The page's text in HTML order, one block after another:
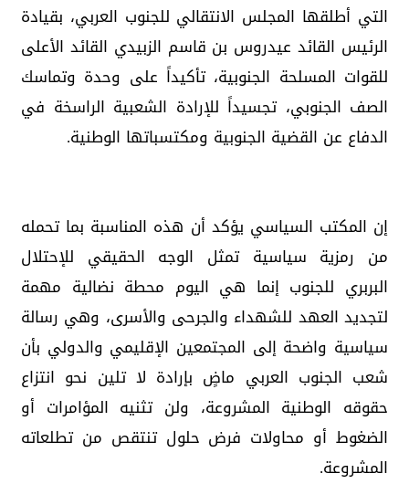
التي أطلقها المجلس الانتقالي للجنوب العربي، بقيادة
الرئيس القائد عيدروس بن قاسم الزبيدي القائد الأعلى
للقوات المسلحة الجنوبية، تأكيداً على وحدة وتماسك
الصف الجنوبي، تجسيداً للإرادة الشعبية الراسخة في
الدفاع عن القضية الجنوبية ومكتسباتها الوطنية.
إن المكتب السياسي يؤكد أن هذه المناسبة بما تحمله
من رمزية سياسية تمثل الوجه الحقيقي للإحتلال
البربري للجنوب إنما هي اليوم محطة نضالية مهمة
لتجديد العهد للشهداء والجرحى والأسرى، وهي رسالة
سياسية واضحة إلى المجتمعين الإقليمي والدولي بأن
شعب الجنوب العربي ماضٍ بإرادة لا تلين نحو انتزاع
حقوقه الوطنية المشروعة، ولن تثنيه المؤامرات أو
الضغوط أو محاولات فرض حلول تنتقص من تطلعاته
المشروعة.